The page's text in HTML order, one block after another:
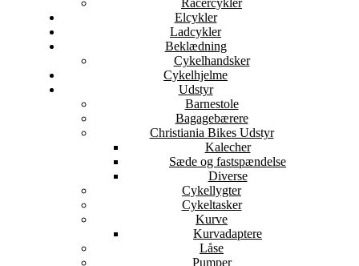
Racercykler
Elcykler
Ladcykler
Beklædning
Cykelhandsker
Cykelhjelme
Udstyr
Barnestole
Bagagebærere
Christiania Bikes Udstyr
Kalecher
Sæde og fastspændelse
Diverse
Cykellygter
Cykeltasker
Kurve
Kurvadaptere
Låse
Pumper